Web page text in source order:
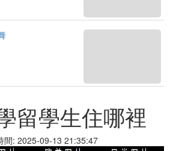
留學生住哪裡
間: 2025-09-13 21:35:47